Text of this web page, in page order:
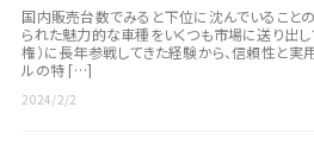
国内販売台数でみると下位に沈んでいること
られた魅力的な車種をいくつも市場に送り出し
権）に長年参戦してきた経験から、信頼性と
ルの特 […]
2024/2/2